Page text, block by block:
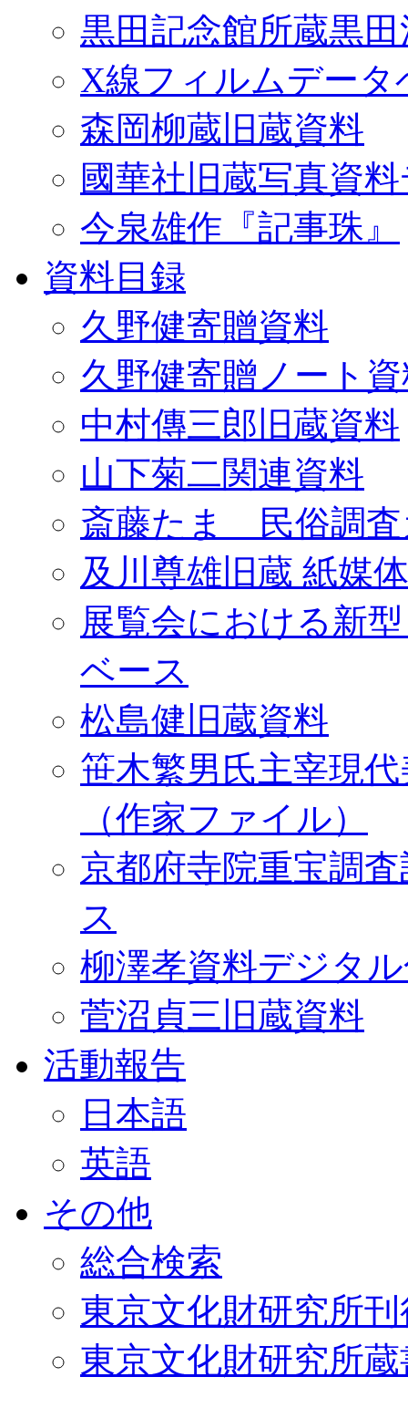
黒田記念館所蔵黒
X線フィルムデータ
森岡柳蔵旧蔵資料
國華社旧蔵写真資
今泉雄作『記事珠』
資料目録
久野健寄贈資料
久野健寄贈ノート
中村傳三郎旧蔵資料
山下菊二関連資料
斎藤たま 民俗調査
及川尊雄旧蔵 紙媒
展覧会における新
ベース
松島健旧蔵資料
笹木繁男氏主宰現
（作家ファイル）
京都府寺院重宝調
ス
柳澤孝資料デジタ
菅沼貞三旧蔵資料
活動報告
日本語
英語
その他
総合検索
東京文化財研究所
東京文化財研究所